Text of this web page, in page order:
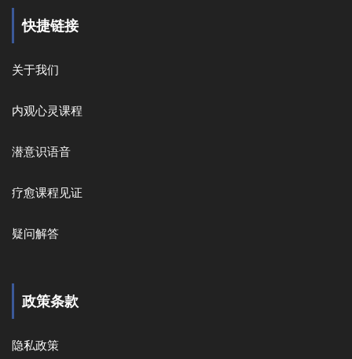
快捷链接
关于我们
内观心灵课程
潜意识语音
疗愈课程见证
疑问解答
政策条款
隐私政策